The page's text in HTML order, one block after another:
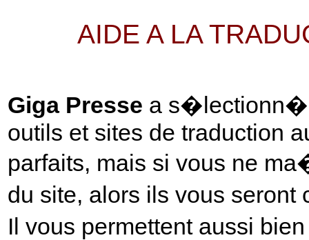
AIDE A LA
Giga Presse a s�lectionn�
outils et sites de traduction
parfaits, mais si vous ne
du site, alors ils vous
Il vous permettent aussi